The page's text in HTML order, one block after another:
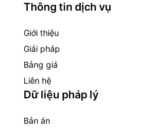
Thông tin dịch vụ
Giới thiệu
Giải pháp
Bảng giá
Liên hệ
Dữ liệu pháp lý
Bản án